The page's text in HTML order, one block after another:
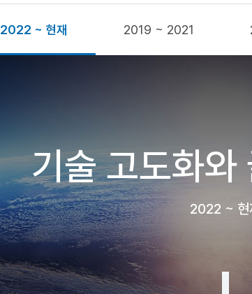
2022 ~ 현재 2019 ~ 2021
기술 고도화와
2022 ~ 현